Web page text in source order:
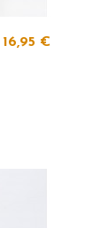
16,95 €